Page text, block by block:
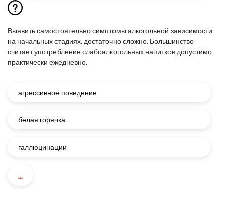
Выявить самостоятельно симптомы алкогольной зависимости
на начальных стадиях, достаточно сложно. Большинство
считает употребление слабоалкогольных напитков допустимо
практически ежедневно.
агрессивное поведение
белая горячка
галлюцинации
...